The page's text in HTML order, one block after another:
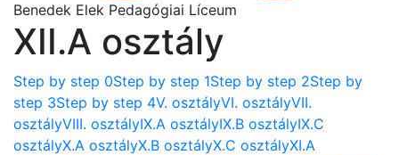
Benedek Elek Pedagógiai Líceum
XII.A osztály
Step by step 0Step by step 1Step by step 2Step by
step 3Step by step 4V. osztályVI. osztályVII.
osztályVIII. osztályIX.A osztályIX.B osztályIX.C
osztályX.A osztályX.B osztályX.C osztályXI.A